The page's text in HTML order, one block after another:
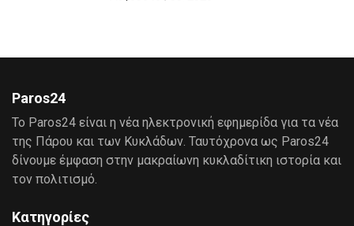
Paros24
Το Paros24 είναι η νέα ηλεκτρονική εφημερίδα για τα νέα
της Πάρου και των Κυκλάδων. Ταυτόχρονα ως Paros24
δίνουμε έμφαση στην μακραίωνη κυκλαδίτικη ιστορία και
τον πολιτισμό.
Κατηγορίες